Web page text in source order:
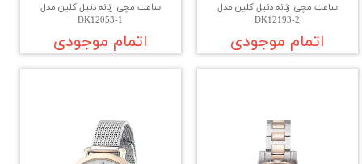
ساعت مچی زنانه دنیل کلین مدل
DK12193-2
اتمام موجودی
ساعت مچی زنانه دنیل کلین مدل
DK12053-1
اتمام موجودی